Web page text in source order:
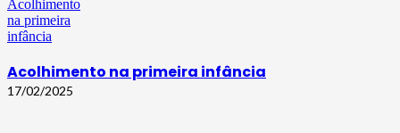
Acolhimento na primeira infância
17/02/2025